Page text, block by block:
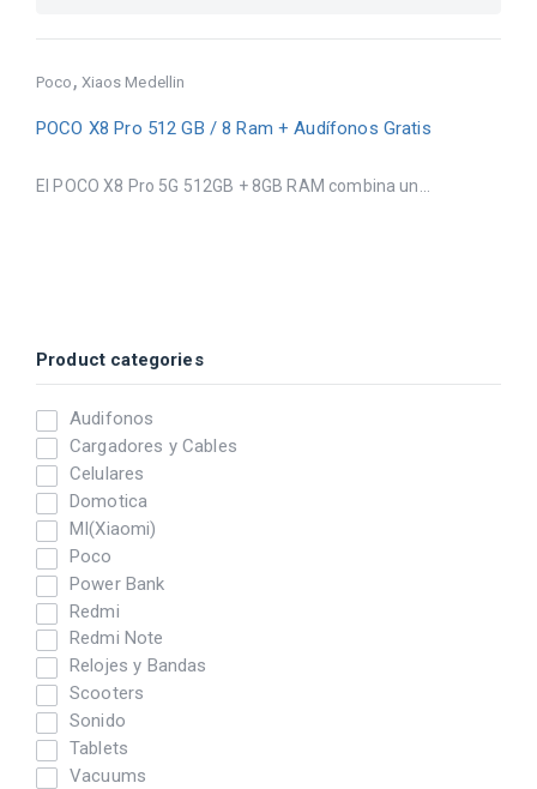
Product categories
Audifonos
Cargadores y Cables
Celulares
Domotica
MI(Xiaomi)
Poco
Power Bank
Redmi
Redmi Note
Relojes y Bandas
Scooters
Sonido
Tablets
Vacuums
Poco , Xiaos Medellin
POCO X8 Pro 512 GB / 8 Ram + Audífonos Gratis
El POCO X8 Pro 5G 512GB + 8GB RAM combina un...